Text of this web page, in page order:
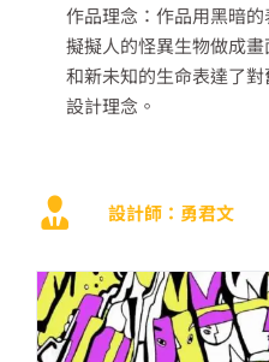
作品理念：作品用黑暗
擬擬人的怪異生物做成
和新未知的生命表達了
設計理念。
設計師：勇君文